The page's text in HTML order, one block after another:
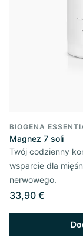
BIOGENA
Magnez 7 soli
Twój codzienny
wsparcie dla
nerwowego.
33,90 €